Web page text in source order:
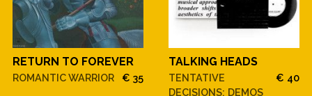
RETURN TO FOREVER
ROMANTIC WARRIOR € 35
TALKING HEADS
TENTATIVE
DECISIONS: DEMOS
€ 40